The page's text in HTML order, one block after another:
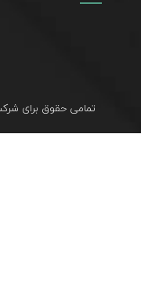
تمامی حقوق برای